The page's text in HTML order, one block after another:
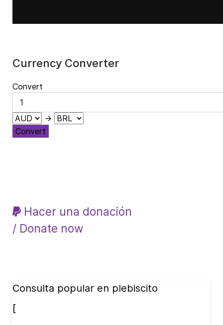
Currency Converter
Convert
→
Convert
Hacer una donación
/ Donate now
Consulta popular en plebiscito
[